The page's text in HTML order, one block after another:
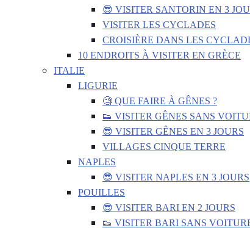
😎 VISITER SANTORIN EN 3
VISITER LES CYCLADES
CROISIÈRE DANS LES
10 ENDROITS À VISITER EN GRÈCE
ITALIE
LIGURIE
🧐 QUE FAIRE À GÊNES ?
👟 VISITER GÊNES SANS
😎 VISITER GÊNES EN 3 JOURS
VILLAGES CINQUE TERRE
NAPLES
😎 VISITER NAPLES EN 3 JOURS
POUILLES
😎 VISITER BARI EN 2 JOURS
👟 VISITER BARI SANS